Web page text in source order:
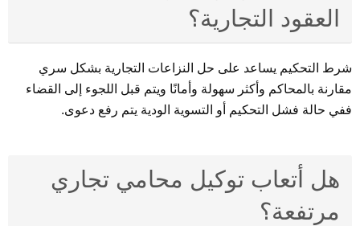
العقود التجارية؟
شرط التحكيم يساعد على حل النزاعات التجارية بشكل سري
مقارنة بالمحاكم وأكثر سهولة وأمانًا ويتم قبل اللجوء إلى القضاء
ففي حالة فشل التحكيم أو التسوية الودية يتم رفع دعوى.
هل أتعاب توكيل محامي تجاري
مرتفعة؟